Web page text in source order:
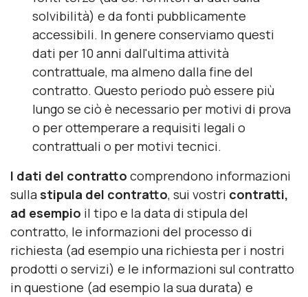
solvibilità) e da fonti pubblicamente
accessibili. In genere conserviamo questi
dati per 10 anni dall'ultima attività
contrattuale, ma almeno dalla fine del
contratto. Questo periodo può essere più
lungo se ciò è necessario per motivi di prova
o per ottemperare a requisiti legali o
contrattuali o per motivi tecnici.
I dati del contratto comprendono informazioni
sulla stipula del contratto, sui vostri contratti,
ad esempio il tipo e la data di stipula del
contratto, le informazioni del processo di
richiesta (ad esempio una richiesta per i nostri
prodotti o servizi) e le informazioni sul contratto
in questione (ad esempio la sua durata) e